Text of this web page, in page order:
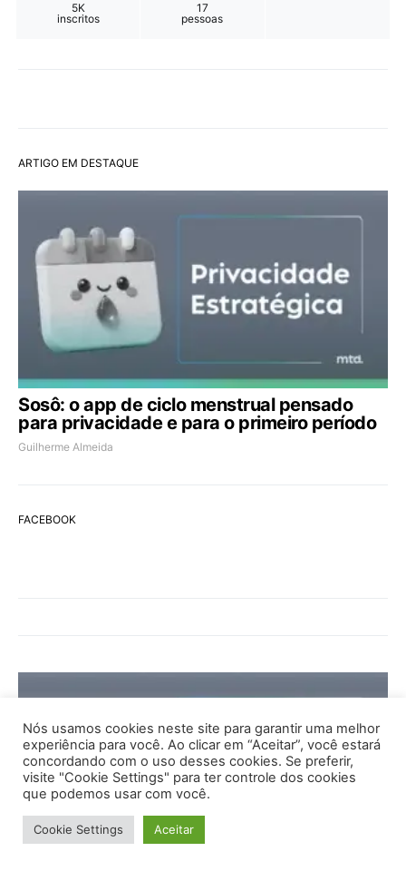
5K
inscritos
17
pessoas
ARTIGO EM DESTAQUE
Sosô: o app de ciclo menstrual pensado
para privacidade e para o primeiro período
Guilherme Almeida
FACEBOOK
Nós usamos cookies neste site para garantir uma melhor
experiência para você. Ao clicar em “Aceitar”, você estará
concordando com o uso desses cookies. Se preferir,
visite "Cookie Settings" para ter controle dos cookies
que podemos usar com você.
Cookie Settings Aceitar